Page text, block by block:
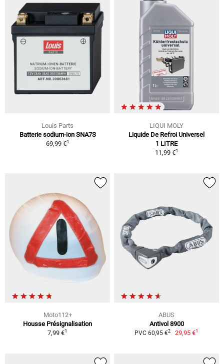
Louis Parts
Batterie sodium-ion SNA7S
69,99 €1
LIQUI MOLY
Liquide De Refroi Universel
1 LITRE
11,99 €1
Moto112+
Housse Présignalisation
7,99 €1
ABUS
Antivol 8900
PVC 60,95 €2 29,95 €1